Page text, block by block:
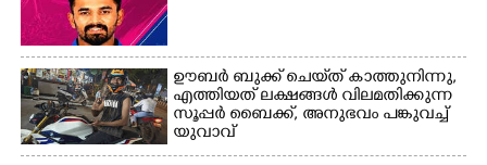
ഊബർ ബുക്ക് ചെയ്‌ത് കാത്തുനിന്നു,​
എത്തിയത് ലക്ഷങ്ങൾ വിലമതിക്കുന്ന
സൂപ്പർ ബൈക്ക്,​ അനുഭവം പങ്കുവച്ച്
യുവാവ്